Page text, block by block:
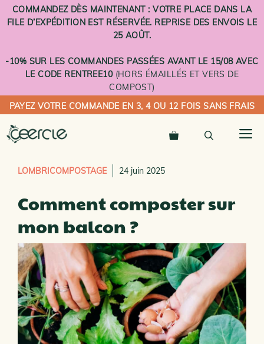
Aller
au
COMMANDEZ DÈS MAINTENANT : VOTRE PLACE DANS LA
FILE D’EXPÉDITION EST RÉSERVÉE. REPRISE DES ENVOIS LE
25 AOÛT.
-10% SUR LES COMMANDES PASSÉES AVANT LE 15/08 AVEC
LE CODE RENTREE10(HORS ÉMAILLÉS ET VERS DE
COMPOST)
PAYEZ VOTRE COMMANDE EN 3, 4 OU 12 FOIS SANS FRAIS
LOMBRICOMPOSTAGE 24 juin 2025
Comment composter sur
mon balcon ?